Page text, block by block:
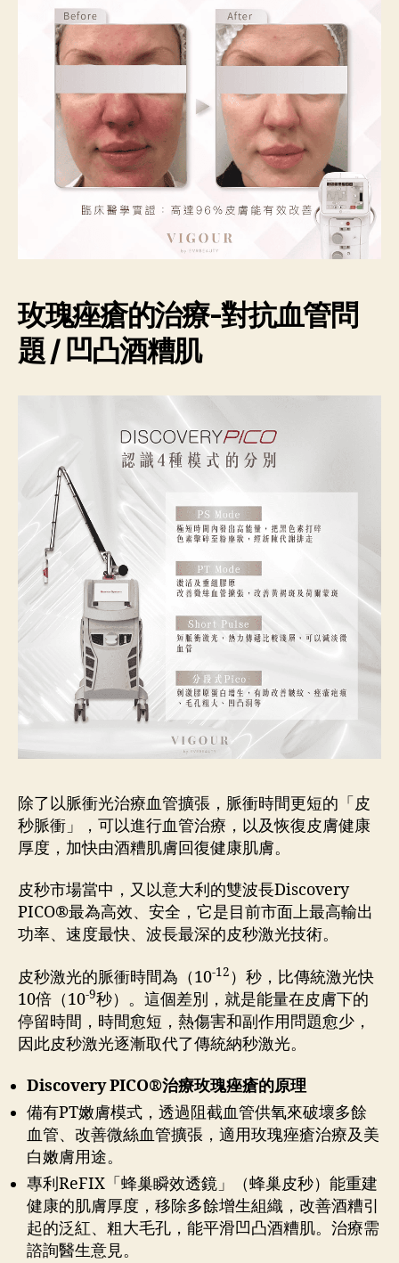
玫瑰痤瘡的治療-對抗血管問
題 / 凹凸酒糟肌
除了以脈衝光治療血管擴張，脈衝時間更短的「皮
秒脈衝」，可以進行血管治療，以及恢復皮膚健康
厚度，加快由酒糟肌膚回復健康肌膚。
皮秒市場當中，又以意大利的雙波長Discovery
PICO®最為高效、安全，它是目前市面上最高輸出
功率、速度最快、波長最深的皮秒激光技術。
皮秒激光的脈衝時間為（10-12 ）秒，比傳統激光快
10倍（10-9秒）。這個差別，就是能量在皮膚下的
停留時間，時間愈短，熱傷害和副作用問題愈少，
因此皮秒激光逐漸取代了傳統納秒激光。
Discovery PICO®治療玫瑰痤瘡的原理
備有PT嫩膚模式，透過阻截血管供氧來破壞多餘
血管、改善微絲血管擴張，適用玫瑰痤瘡治療及美
白嫩膚用途。
專利ReFIX「蜂巢瞬效透鏡」（蜂巢皮秒）能重建
健康的肌膚厚度，移除多餘增生組織，改善酒糟引
起的泛紅、粗大毛孔，能平滑凹凸酒糟肌。治療需
諮詢醫生意見。